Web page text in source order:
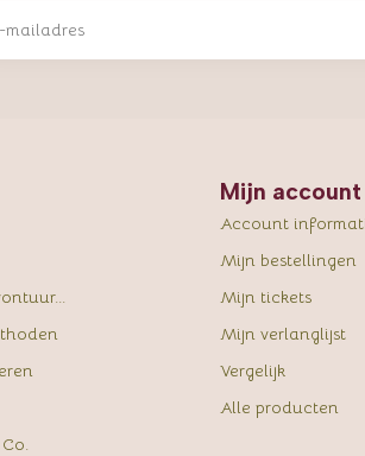
Mijn account
Account
Mijn bestellingen
Mijn tickets
Mijn verlanglijst
Vergelijk
Alle producten